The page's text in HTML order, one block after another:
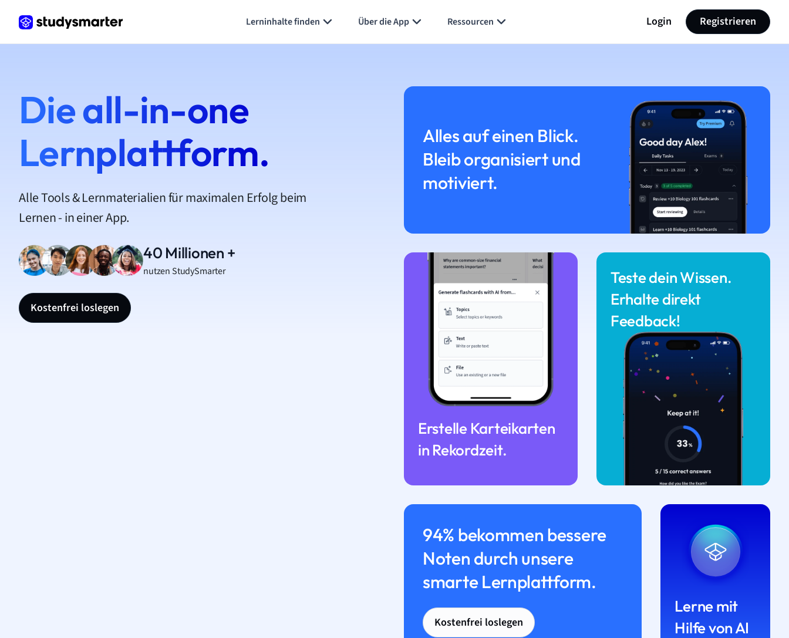
Lerninhalte finden Über die App Ressourcen Login Registrieren
Die all-in-one
Lernplattform.
Alle Tools & Lernmaterialien für maximalen Erfolg beim
Lernen - in einer App.
40 Millionen +
nutzen StudySmarter
Kostenfrei loslegen
Alles auf einen Blick.
Bleib organisiert und
motiviert.
Erstelle Karteikarten
in Rekordzeit.
Teste dein Wissen.
Erhalte direkt
Feedback!
94% bekommen bessere
Noten durch unsere
smarte Lernplattform.
Kostenfrei loslegen
Lerne mit
Hilfe von AI